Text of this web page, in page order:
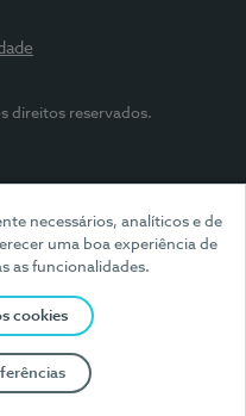
necessários, analíticos e de
uma boa experiência de
as funcionalidades.
cookies
direitos reservados.